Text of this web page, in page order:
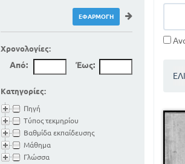
Χρονολογίες:
Από: Έως:
Κατηγορίες:
Πηγή
Τύπος τεκμηρίου
Βαθμίδα εκπαίδευσης
Μάθημα
Γλώσσα